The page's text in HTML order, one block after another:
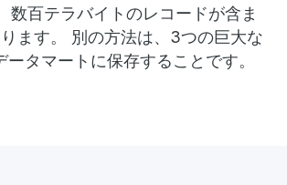
数百テラバイトのレコードが含ま
ます。 別の方法は、3つの巨大な
ータマートに保存することです。